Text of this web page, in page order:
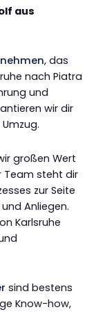
aus
, das
nach Piatra
und
wir dir
großen Wert
Team steht dir
zur Seite
Anliegen.
Karlsruhe
sind bestens
Know-how,